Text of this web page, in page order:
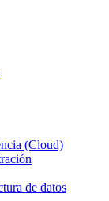
(Cloud)
de datos